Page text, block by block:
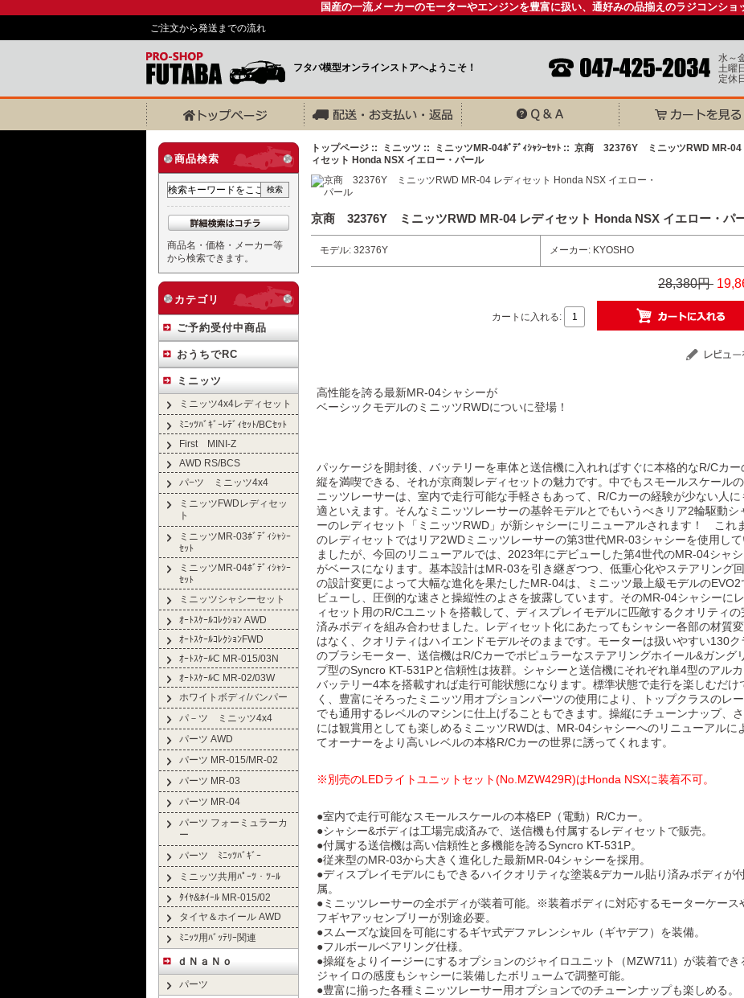
国産の一流メーカーのモーターやエンジンを豊富に扱い、通好みの品揃えのラジコンショ
ご注文から発送までの流れ
フタバ模型オンラインストアへようこそ！
水～
土曜
定休
商品検索
商品名・価格・メーカー等
から検索できます。
カテゴリ
ご予約受付中商品
おうちでRC
ミニッツ
ミニッツ4x4レディセット
ﾐﾆｯﾂﾊﾞｷﾞｰﾚﾃﾞｨｾｯﾄ/BCｾｯﾄ
First MINI-Z
AWD RS/BCS
パ−ツ ミニッツ4x4
ミニッツFWDレディセッ
ト
ミニッツMR-03ﾎﾞﾃﾞｨｼｬｼｰ
ｾｯﾄ
ミニッツMR-04ﾎﾞﾃﾞｨｼｬｼｰ
ｾｯﾄ
ミニッツシャシーセット
ｵｰﾄｽｹｰﾙｺﾚｸｼｮﾝ AWD
ｵｰﾄｽｹｰﾙｺﾚｸｼｮﾝFWD
ｵｰﾄｽｹｰﾙC MR-015/03N
ｵｰﾄｽｹｰﾙC MR-02/03W
ホワイトボディ/バンパー
パ－ツ ミニッツ4x4
パーツ AWD
パーツ MR-015/MR-02
パーツ MR-03
パーツ MR-04
パーツ フォーミュラーカ
ー
パーツ ﾐﾆｯﾂﾊﾞｷﾞｰ
ミニッツ共用ﾊﾟｰﾂ・ﾂｰﾙ
ﾀｲﾔ&ﾎｲｰﾙ MR-015/02
タイヤ＆ホイール AWD
ﾐﾆｯﾂ用ﾊﾞｯﾃﾘｰ関連
ｄＮａＮｏ
パーツ
トップページ :: ミニッツ :: ミニッツMR-04ﾎﾞﾃﾞｨｼｬｼｰｾｯﾄ :: 京商 32376Y ミニッツRWD MR-04
ィセット Honda NSX イエロー・パール
京商 32376Y ミニッツRWD MR-04 レディセット Honda NSX イエロー・パ
モデル: 32376Y メーカー: KYOSHO
28,380円
カートに入れる:
高性能を誇る最新MR-04シャシーが
ベーシックモデルのミニッツRWDについに登場！
パッケージを開封後、バッテリーを車体と送信機に入れればすぐに本格的なR/Cカー
縦を満喫できる、それが京商製レディセットの魅力です。中でもスモールスケールの
ニッツレーサーは、室内で走行可能な手軽さもあって、R/Cカーの経験が少ない人に
適といえます。そんなミニッツレーサーの基幹モデルとでもいうべきリア2輪駆動シ
ーのレディセット「ミニッツRWD」が新シャシーにリニューアルされます！ これ
のレディセットではリア2WDミニッツレーサーの第3世代MR-03シャシーを使用し
ましたが、今回のリニューアルでは、2023年にデビューした第4世代のMR-04シャ
がベースになります。基本設計はMR-03を引き継ぎつつ、低重心化やステアリング
の設計変更によって大幅な進化を果たしたMR-04は、ミニッツ最上級モデルのEVO2
ビューし、圧倒的な速さと操縦性のよさを披露しています。そのMR-04シャシーに
ィセット用のR/Cユニットを搭載して、ディスプレイモデルに匹敵するクオリティの
済みボディを組み合わせました。レディセット化にあたってもシャシー各部の材質
はなく、クオリティはハイエンドモデルそのままです。モーターは扱いやすい130ク
のブラシモーター、送信機はR/Cカーでポピュラーなステアリングホイール&ガング
プ型のSyncro KT-531Pと信頼性は抜群。シャシーと送信機にそれぞれ単4型のアルカ
バッテリー4本を搭載すれば走行可能状態になります。標準状態で走行を楽しむだけ
く、豊富にそろったミニッツ用オプションパーツの使用により、トップクラスのレ
でも通用するレベルのマシンに仕上げることもできます。操縦にチューンナップ、
には観賞用としても楽しめるミニッツRWDは、MR-04シャシーへのリニューアルに
てオーナーをより高いレベルの本格R/Cカーの世界に誘ってくれます。
※別売のLEDライトユニットセット(No.MZW429R)はHonda NSXに装着不可。
●室内で走行可能なスモールスケールの本格EP（電動）R/Cカー。
●シャシー&ボディは工場完成済みで、送信機も付属するレディセットで販売。
●付属する送信機は高い信頼性と多機能を誇るSyncro KT-531P。
●従来型のMR-03から大きく進化した最新MR-04シャシーを採用。
●ディスプレイモデルにもできるハイクオリティな塗装&デカール貼り済みボディが
属。
●ミニッツレーサーの全ボディが装着可能。※装着ボディに対応するモーターケース
フギヤアッセンブリーが別途必要。
●スムーズな旋回を可能にするギヤ式デファレンシャル（ギヤデフ）を装備。
●フルボールベアリング仕様。
●操縦をよりイージーにするオプションのジャイロユニット（MZW711）が装着でき
ジャイロの感度もシャシーに装備したボリュームで調整可能。
●豊富に揃った各種ミニッツレーサー用オプションでのチューンナップも楽しめる。